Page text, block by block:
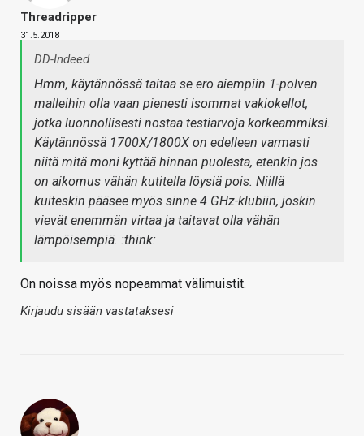
Threadripper
31.5.2018
DD-Indeed
Hmm, käytännössä taitaa se ero aiempiin 1-polven
malleihin olla vaan pienesti isommat vakiokellot,
jotka luonnollisesti nostaa testiarvoja korkeammiksi.
Käytännössä 1700X/1800X on edelleen varmasti
niitä mitä moni kyttää hinnan puolesta, etenkin jos
on aikomus vähän kutitella löysiä pois. Niillä
kuiteskin pääsee myös sinne 4 GHz-klubiin, joskin
vievät enemmän virtaa ja taitavat olla vähän
lämpöisempiä. :think:
On noissa myös nopeammat välimuistit.
Kirjaudu sisään vastataksesi